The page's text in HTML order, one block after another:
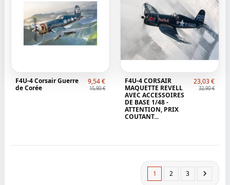
F4U-4 Corsair Guerre
de Corée
9,54 €
15,90 €
F4U-4 CORSAIR
MAQUETTE REVELL
AVEC ACCESSOIRES
DE BASE 1/48 -
ATTENTION, PRIX
COUTANT...
23,03 €
32,90 €
1 2 3